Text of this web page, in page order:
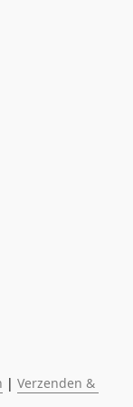
| Verzenden &